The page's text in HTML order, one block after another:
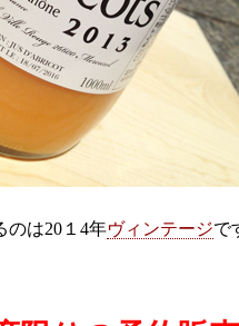
のは20１4年ヴィンテージで